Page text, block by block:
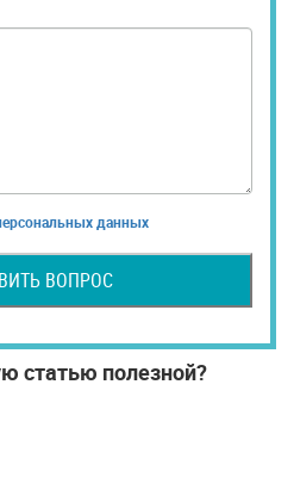
данных
ВОПРОС
статью полезной?